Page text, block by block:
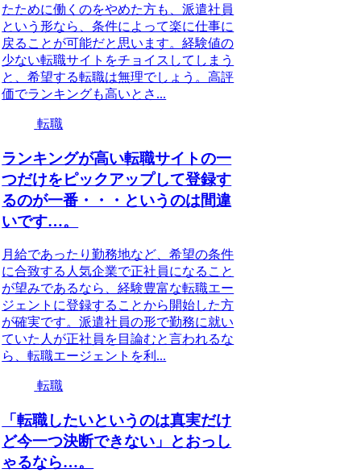
たために働くのをやめた方も、派遣社員
という形なら、条件によって楽に仕事に
戻ることが可能だと思います。経験値の
少ない転職サイトをチョイスしてしまう
と、希望する転職は無理でしょう。高評
価でランキングも高いとさ...
転職
ランキングが高い転職サイトの一
つだけをピックアップして登録す
るのが一番・・・というのは間違
いです…。
月給であったり勤務地など、希望の条件
に合致する人気企業で正社員になること
が望みであるなら、経験豊富な転職エー
ジェントに登録することから開始した方
が確実です。派遣社員の形で勤務に就い
ていた人が正社員を目論むと言われるな
ら、転職エージェントを利...
転職
「転職したいというのは真実だけ
ど今一つ決断できない」とおっし
ゃるなら…。